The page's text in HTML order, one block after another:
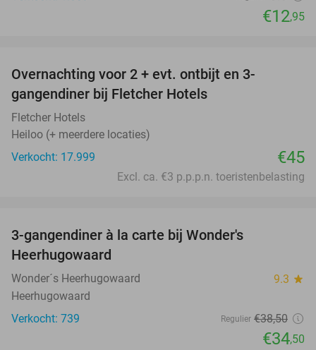
€12,95
Overnachting voor 2 + evt. ontbijt en 3-
gangendiner bij Fletcher Hotels
Fletcher Hotels
Heiloo (+ meerdere locaties)
Verkocht: 17.999
€45
Excl. ca. €3 p.p.p.n. toeristenbelasting
3-gangendiner à la carte bij Wonder's
Heerhugowaard
Wonder´s Heerhugowaard 9.3 star
Heerhugowaard
Verkocht: 739
Regulier €38,50
€34,50